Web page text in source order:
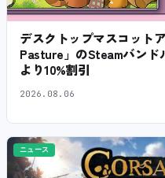
デスクトップマスコット
Pasture」のSteamバン
より10%割引
2026.08.06
ニュース